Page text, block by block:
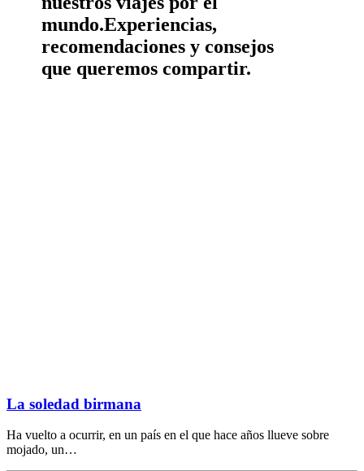
mundo.Experiencias,
recomendaciones y consejos
que queremos compartir.
La soledad birmana
Ha vuelto a ocurrir, en un país en el que hace años llueve sobre
mojado, un…